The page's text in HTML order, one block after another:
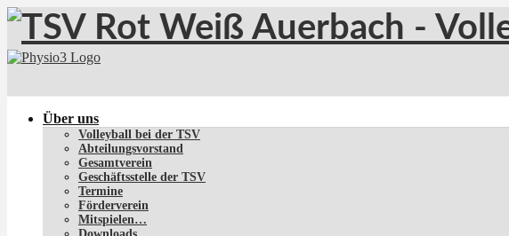
Über uns
Volleyball bei der TSV
Abteilungsvorstand
Gesamtverein
Geschäftsstelle der TSV
Termine
Förderverein
Mitspielen…